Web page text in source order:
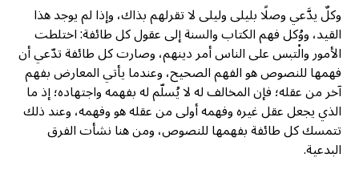
وكلٌ يدَّعي وصلًا بليلى وليلى لا تقرلهم بذاك، وإذا لم يوجد هذا
القيد، ووُكل فهم الكتاب والسنة إلى عقول كل طائفة: اختلطت
الأمور والْتبس على الناس أمر دينهم، وصارت كل طائفة تدّعي أن
فهمها للنصوص هو الفهم الصحيح، وعندما يأتي المعارض بفهم
آخر من عقله؛ فإن المخالف له لا يُسلّم له بفهمه واجتهاده؛ إذ ما
الذي يجعل عقل غيره وفهمه أولى من عقله هو وفهمه، وعند ذلك
تتمسك كل طائفة بفهمها للنصوص، ومن هنا نشأت الفرق
البدعية.